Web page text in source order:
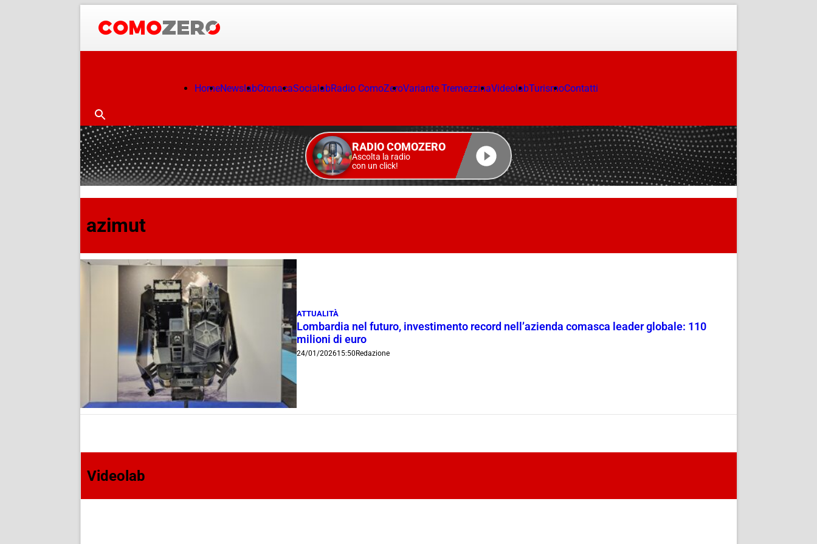
HomeNewslabCronacaSocialabRadio ComoZeroVariante TremezzinaVideolabTurismoContatti
RADIO COMOZERO
Ascolta la radio
con un click!
azimut
ATTUALITÀ
Lombardia nel futuro, investimento record nell’azienda comasca leader globale: 110
milioni di euro
24/01/202615:50Redazione
Videolab